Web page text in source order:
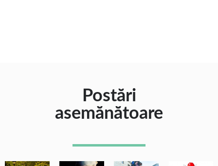
Postări
asemănătoare